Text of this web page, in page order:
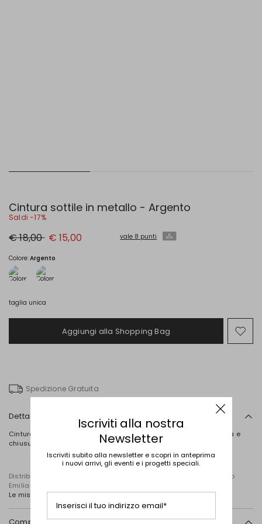
Cintura sottile in metallo - Argento
Saldi -17%
Prezzo
originale
18,00
€ 18,00 Nuovo
prezzo
15,00
€ 15,00 vale 8 punti
Colore:Argento
taglia unica
Aggiungi alla Shopping Bag
Spedizione Gratuita
Dettagli
Cintura sottile realizzata in metallo con piccola fibbia geometrica e
chiusura ad incastro.
Distribuito da Diffusione Tessile S.r.l., con sede in Cavriago, Reggio
Emilia (Italia), Via Santi n. 8, 42025
Le misure della cintura sono: Lunghezza 78cm e Altezza 2cm.
Iscriviti alla nostra
Newsletter
Iscriviti subito alla newsletter e scopri in anteprima
i nuovi arrivi, gli eventi e i progetti speciali.
Inserisci il tuo indirizzo email*